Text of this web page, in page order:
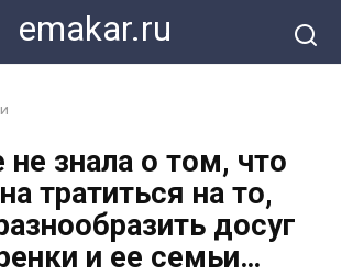
emakar.ru
знала о том, что
тратиться на то,
досуг
и ее семьи…